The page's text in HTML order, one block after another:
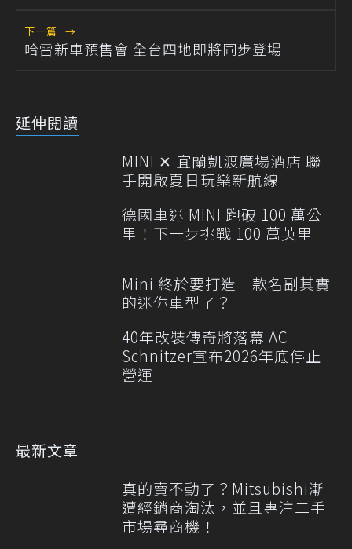
下一篇 →
哈雷新車預售會 全台四地即將同步登場
延伸閱讀
MINI ✕ 宜蘭凱渡廣場酒店 聯
手開啟夏日玩樂新航線
德國車迷 MINI 跑破 100 萬公
里！下一步挑戰 100 萬英里
Mini 終於要打造一款名副其實
的迷你車型了？
40年改裝傳奇將落幕 AC
Schnitzer宣布2026年底停止
營運
最新文章
真的賣不動了？Mitsubishi漸
遭經銷商淘汰，並且專注二手
市場尋商機！